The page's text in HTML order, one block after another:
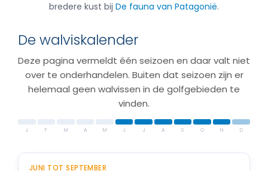
bredere kust bij De fauna van Patagonië.
De walviskalender
Deze pagina vermeldt één seizoen en daar valt niet
over te onderhandelen. Buiten dat seizoen zijn er
helemaal geen walvissen in de golfgebieden te
vinden.
J F M A M J J A S O N D
JUNI TOT SEPTEMBER